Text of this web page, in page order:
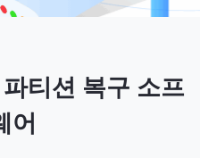
티션 복구 소프
어